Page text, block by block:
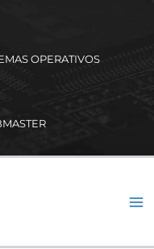
OPERATIVOS